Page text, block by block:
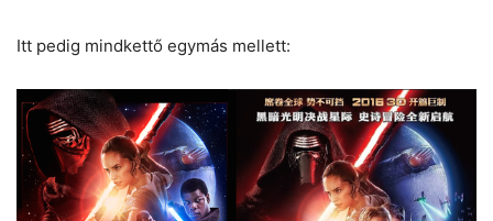
Itt pedig mindkettő egymás mellett: